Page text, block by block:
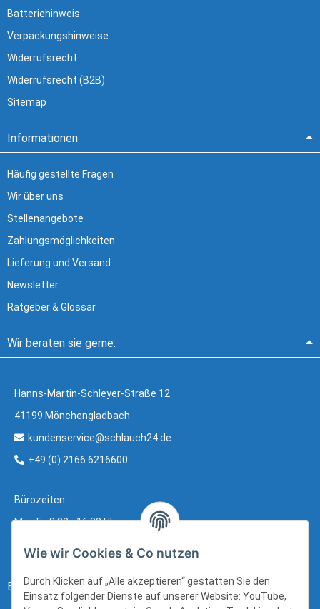
Batteriehinweis
Verpackungshinweise
Widerrufsrecht
Widerrufsrecht (B2B)
Sitemap
Informationen
Häufig gestellte Fragen
Wir über uns
Stellenangebote
Zahlungsmöglichkeiten
Lieferung und Versand
Newsletter
Ratgeber & Glossar
Wir beraten sie gerne:
Hanns-Martin-Schleyer-Straße 12
41199 Mönchengladbach
kundenservice@schlauch24.de
+49 (0) 2166 6216600
Bürozeiten:
Mo - Fr: 8:00 - 16:00 Uhr
Bezahlung:
Wie wir Cookies & Co nutzen
Durch Klicken auf „Alle akzeptieren“ gestatten Sie den
Einsatz folgender Dienste auf unserer Website: YouTube,